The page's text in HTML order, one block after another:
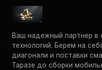
поставляем нужные
Ваш надежный партнер в
технологий. Берем на
диагонали и поставки
Таразе до сборки